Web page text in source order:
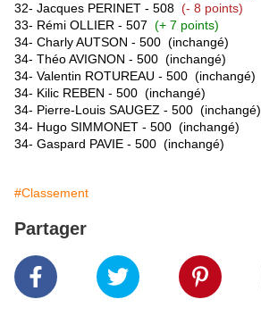
32- Jacques PERINET - 508 (- 8 points)
33- Rémi OLLIER - 507 (+ 7 points)
34- Charly AUTSON - 500 (inchangé)
34- Théo AVIGNON - 500 (inchangé)
34- Valentin ROTUREAU - 500 (inchangé)
34- Kilic REBEN - 500 (inchangé)
34- Pierre-Louis SAUGEZ - 500 (inchangé)
34- Hugo SIMMONET - 500 (inchangé)
34- Gaspard PAVIE - 500 (inchangé)
#Classement
Partager